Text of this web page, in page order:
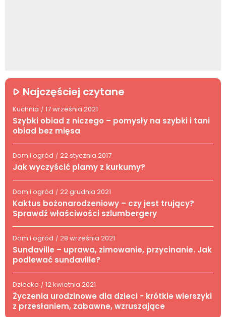
Najczęściej czytane
Kuchnia / 17 września 2021
Szybki obiad z niczego – pomysły na szybki i tani
obiad bez mięsa
Dom i ogród / 22 stycznia 2017
Jak wyczyścić plamy z kurkumy?
Dom i ogród / 22 grudnia 2021
Kaktus bożonarodzeniowy – czy jest trujący?
Sprawdź właściwości szlumbergery
Dom i ogród / 28 września 2021
Sundaville – uprawa, zimowanie, przycinanie. Jak
podlewać sundaville?
Dziecko / 12 kwietnia 2021
Życzenia urodzinowe dla dzieci - krótkie wierszyki
z przesłaniem, zabawne, wzruszające